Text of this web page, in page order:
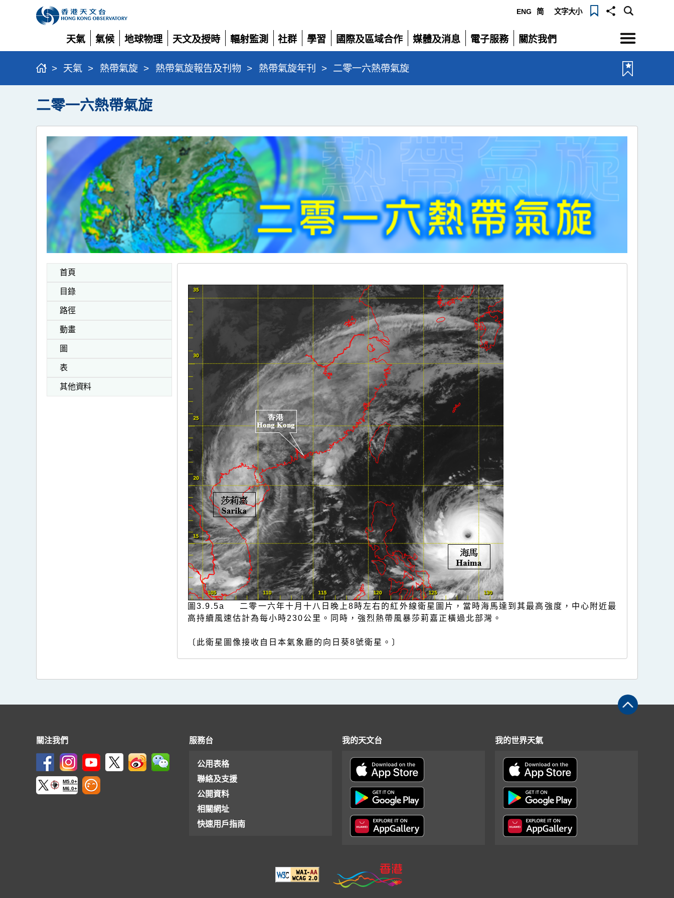
ENG 简 文字大小
天氣
展
開
氣候
展
開
地球物理
展
開
天文及授時
展
開
輻射監測
展
開
社群
展
開
學習
展
開
國際及區域合作
展
開
媒體及消息
展
電子服務
展
關於我們
展
選
單
> 天氣 > 熱帶氣旋 > 熱帶氣旋報告及刊物 > 熱帶氣旋年刊 > 二零一六熱帶氣旋
二零一六熱帶氣旋
首頁
目錄
路徑
動畫
圖
表
其他資料
圖3.9.5a 二零一六年十月十八日晚上8時左右的紅外線衛星圖片，當時海馬達到其最高強度，中心附近最
高持續風速估計為每小時230公里。同時，強烈熱帶風暴莎莉嘉正橫過北部灣。
〔此衛星圖像接收自日本氣象廳的向日葵8號衛星。〕
關注我們
M5.0+
M6.0+
服務台
公用表格
聯絡及支援
公開資料
相關網址
快速用戶指南
我的天文台 我的世界天氣